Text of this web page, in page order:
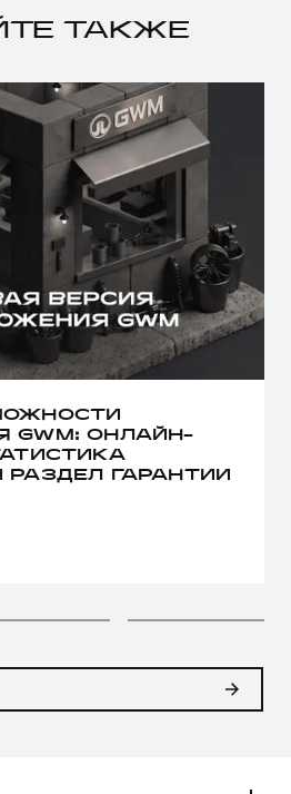
ТАКЖЕ
GWM: ОНЛАЙН-
ГАРАНТИИ